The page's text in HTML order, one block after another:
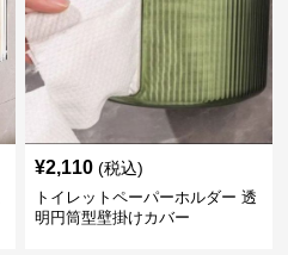
¥2,110 (税込)
トイレットペーパーホルダー 透
明円筒型壁掛けカバー